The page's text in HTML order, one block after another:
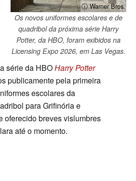
ⓘ Warner Bros.
Os novos uniformes escolares e de
quadribol da próxima série Harry
Potter, da HBO, foram exibidos na
Licensing Expo 2026, em Las Vegas.
série da HBOHarry Potter
publicamente pela primeira
escolares da
para Grifinória e
oferecido breves vislumbres
até o momento.